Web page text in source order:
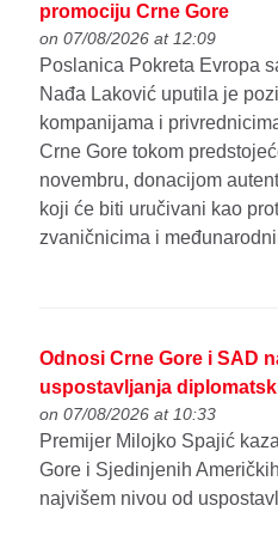
promociju Crne Gore
on 07/08/2026 at 12:09
Poslanica Pokreta Evropa
Nađa Laković uputila je
kompanijama i
Crne Gore tokom
novembru, donacijom
koji će biti uručivani kao
zvaničnicima i
Odnosi Crne Gore i SAD
uspostavljanja
on 07/08/2026 at 10:33
Premijer Milojko Spajić
Gore i Sjedinjenih
najvišem nivou od